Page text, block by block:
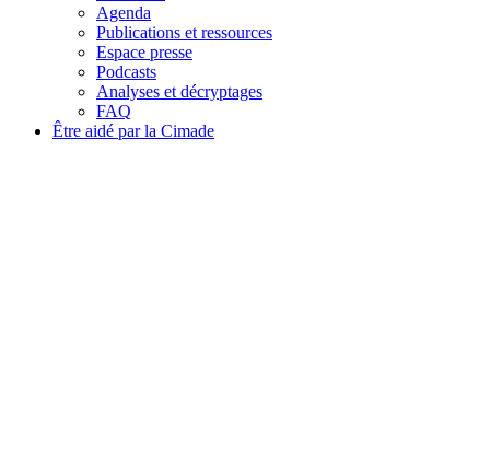
Agenda
Publications et ressources
Espace presse
Podcasts
Analyses et décryptages
FAQ
Être aidé par la Cimade